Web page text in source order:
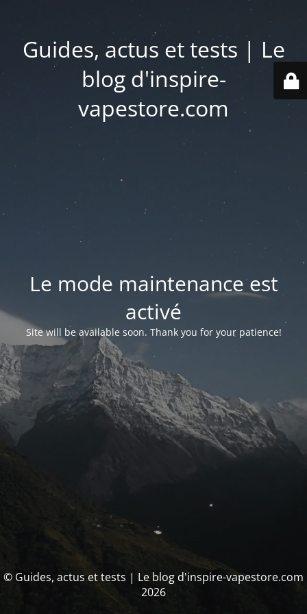
Guides, actus et tests | Le
blog d'inspire-
vapestore.com
Le mode maintenance est
activé
Site will be available soon. Thank you for your patience!
© Guides, actus et tests | Le blog d'inspire-vapestore.com
2026